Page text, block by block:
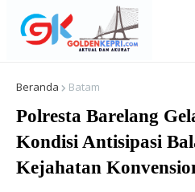
Beranda Batam
Polresta Barelang
Kondisi Antisipasi
Kejahatan